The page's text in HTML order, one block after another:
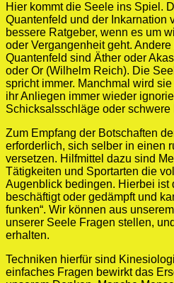
Hier kommt die Seele ins Spiel.
Quantenfeld und der Inkarnation
bessere Ratgeber, wenn es um
oder Vergangenheit geht.
Quantenfeld sind Äther oder
oder Or (Wilhelm Reich). Die
spricht immer. Manchmal wird
ihr Anliegen immer wieder
Schicksalsschläge oder schwere
Zum Empfang der Botschaften
erforderlich, sich selber in einen
versetzen. Hilfmittel dazu sind
Tätigkeiten und Sportarten die
Augenblick bedingen. Hierbei ist
beschäftigt oder gedämpft und
funken“. Wir können aus
unserer Seele Fragen stellen,
erhalten.
Techniken hierfür sind
einfaches Fragen bewirkt das